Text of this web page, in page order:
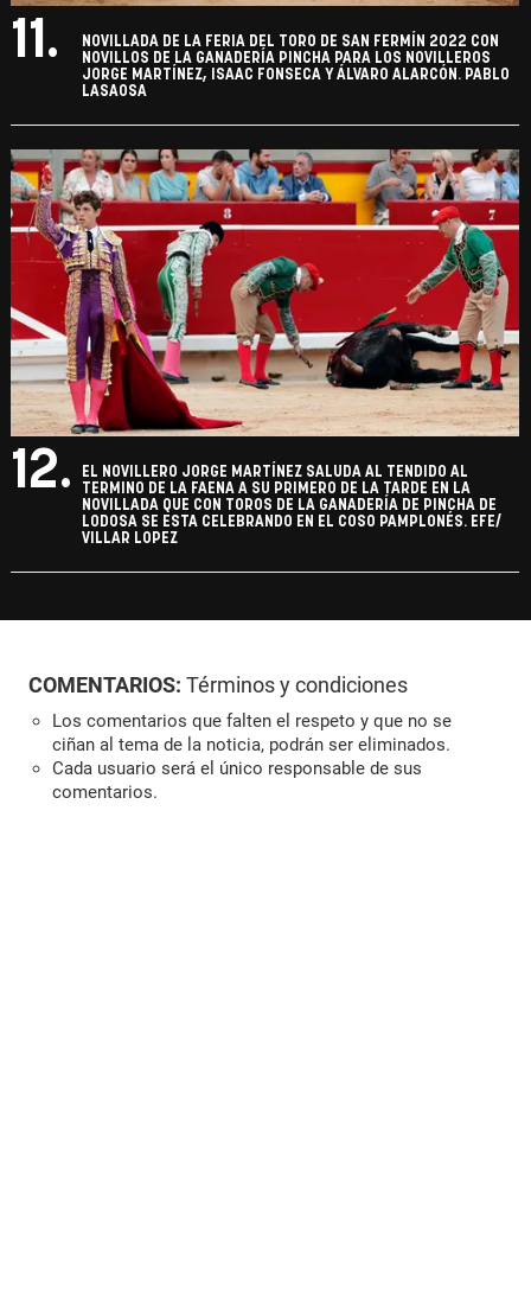
11.
NOVILLADA DE LA FERIA DEL TORO DE SAN FERMÍN 2022 CON
NOVILLOS DE LA GANADERÍA PINCHA PARA LOS NOVILLEROS
JORGE MARTÍNEZ, ISAAC FONSECA Y ÁLVARO ALARCÓN. PABLO
LASAOSA
12.
EL NOVILLERO JORGE MARTÍNEZ SALUDA AL TENDIDO AL
TERMINO DE LA FAENA A SU PRIMERO DE LA TARDE EN LA
NOVILLADA QUE CON TOROS DE LA GANADERÍA DE PINCHA DE
LODOSA SE ESTA CELEBRANDO EN EL COSO PAMPLONÉS. EFE/
VILLAR LOPEZ
COMENTARIOS: Términos y condiciones
Los comentarios que falten el respeto y que no se
ciñan al tema de la noticia, podrán ser eliminados.
Cada usuario será el único responsable de sus
comentarios.